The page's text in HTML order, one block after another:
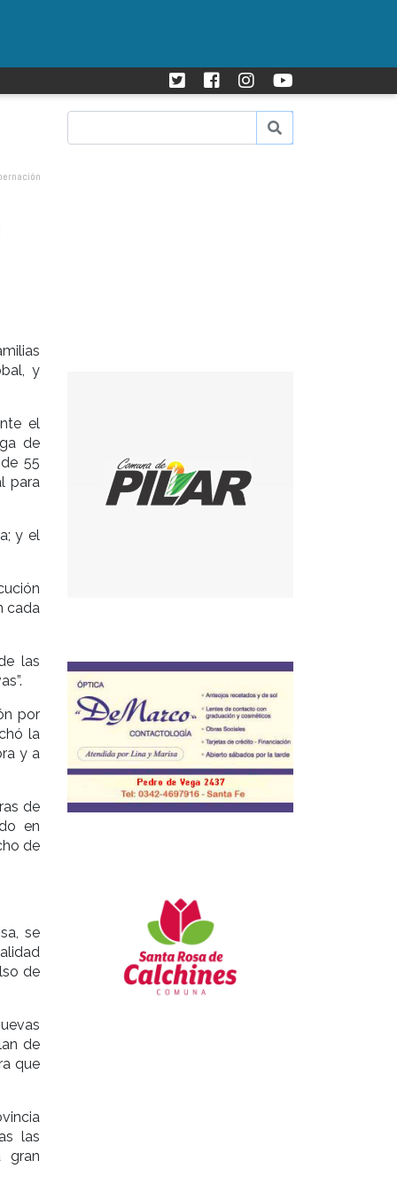
y
el
de
55
para
y el
cada
las
por
la
y a
de
en
de
se
de
de
que
las
gran